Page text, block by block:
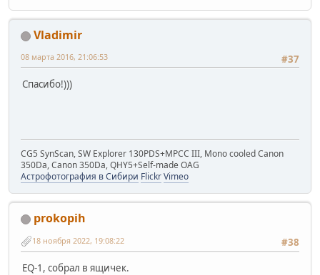
Vladimir
#37
08 марта 2016, 21:06:53
Спасибо!)))
CG5 SynScan, SW Explorer 130PDS+MPCC III, Mono cooled Canon
350Da, Canon 350Da, QHY5+Self-made OAG
Астрофотография в Сибири FlickrVimeo
prokopih
#38
18 ноября 2022, 19:08:22
EQ-1, собрал в ящичек.